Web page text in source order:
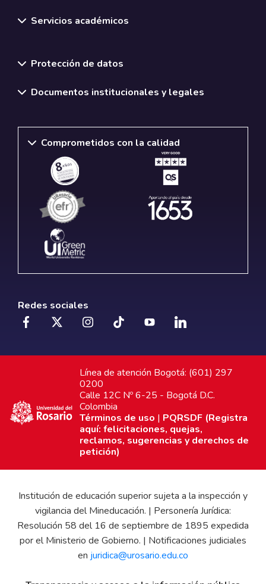
Servicios académicos
Protección de datos
Documentos institucionales y legales
Comprometidos con la calidad
Redes sociales
Línea de atención Bogotá: (601) 297
0200
Calle 12C Nº 6-25 - Bogotá D.C.
Colombia
Términos de uso | PQRSDF (Registra
aquí: felicitaciones, quejas,
reclamos, sugerencias y derechos de
petición)
Institución de educación superior sujeta a la inspección y
vigilancia del Mineducación. | Personería Jurídica:
Resolución 58 del 16 de septiembre de 1895 expedida
por el Ministerio de Gobierno. | Notificaciones judiciales
en juridica@urosario.edu.co